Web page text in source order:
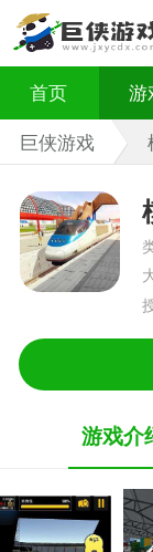
首页 游
巨侠游戏
游戏介